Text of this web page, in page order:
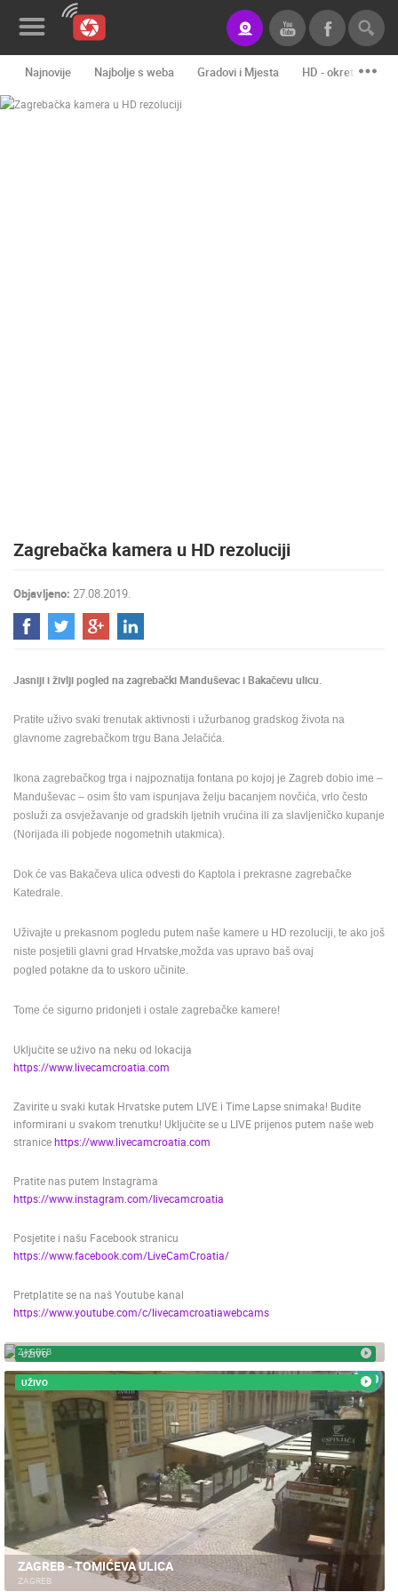
Novosti&Blog
WEB
KAMERE
TERMS OF
USE
PRIVACY
HRVATSKI
ENGLISH
Najnovije Najbolje s weba Gradovi i Mjesta HD - okretne
NAJNOVIJE KAMERE
UŽIVO 0 GLEDATELJ(A)
MRKOPALJ SKIJALIŠTE ČELIMBAŠA
MRKOPALJ
UŽIVO
MRKOPALJ
KATEGORIJE KAMERA
GRADOVI I MJESTA
Zagrebačka kamera u HD rezoluciji
Objavljeno: 27.08.2019.
Jasniji i življi pogled na zagrebački Manduševac i Bakačevu ulicu.
Pratite uživo svaki trenutak aktivnosti i užurbanog gradskog života na
glavnome zagrebačkom trgu Bana Jelačića.
Ikona zagrebačkog trga i najpoznatija fontana po kojoj je Zagreb dobio ime –
Manduševac – osim što vam ispunjava želju bacanjem novčića, vrlo često
posluži za osvježavanje od gradskih ljetnih vrućina ili za slavljeničko kupanje
(Norijada ili pobjede nogometnih utakmica).
Dok će vas Bakačeva ulica odvesti do Kaptola i prekrasne zagrebačke
Katedrale.
Uživajte u prekasnom pogledu putem naše kamere u HD rezoluciji, te ako još
niste posjetili glavni grad Hrvatske,možda vas upravo baš ovaj
pogled potakne da to uskoro učinite.
Tome će sigurno pridonjeti i ostale zagrebačke kamere!
Uključite se uživo na neku od lokacija
https://www.livecamcroatia.com
Zavirite u svaki kutak Hrvatske putem LIVE i Time Lapse snimaka! Budite
informirani u svakom trenutku! Uključite se u LIVE prijenos putem naše web
stranicehttps://www.livecamcroatia.com
Pratite nas putem Instagrama
https://www.instagram.com/livecamcroatia
Posjetite i našu Facebook stranicu
https://www.facebook.com/LiveCamCroatia/
Pretplatite se na naš Youtube kanal
https://www.youtube.com/c/livecamcroatiawebcams
UŽIVO
ZAGREB
UŽIVO
ZAGREB - TOMIĆEVA ULICA
ZAGREB